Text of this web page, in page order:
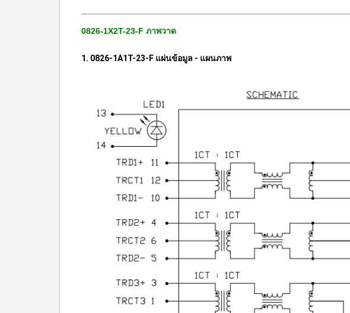
0826-1X2T-23-F ภาพวาด
1. 0826-1A1T-23-F แผ่นข้อมูล - แผนภาพ